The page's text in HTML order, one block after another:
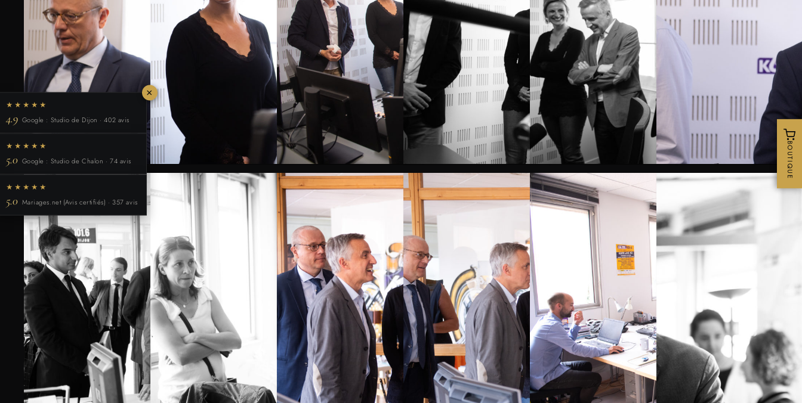
×
★★★★★
4.9 Google : Studio de Dijon · 402 avis
★★★★★
5.0 Google : Studio de Chalon · 74 avis
★★★★★
5.0 Mariages.net (Avis certifiés) · 357 avis
BOUTIQUE